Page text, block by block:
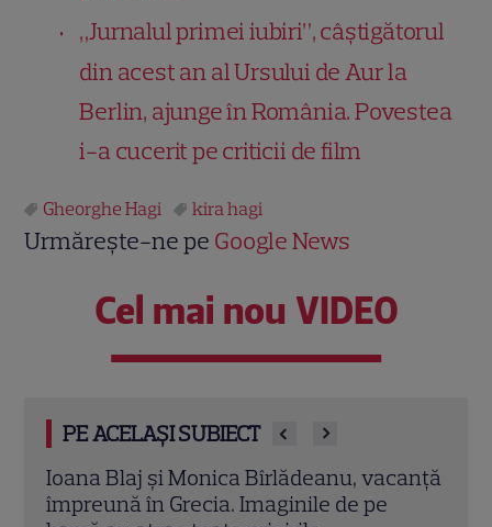
„Jurnalul primei iubiri”, câștigătorul
din acest an al Ursului de Aur la
Berlin, ajunge în România. Povestea
i-a cucerit pe criticii de film
Gheorghe Hagi kira hagi
Urmărește-ne pe Google News
Cel mai nou VIDEO
PE ACELAȘI SUBIECT
Irina Fodor, primul mesaj după
repartizarea fiicei la liceu: „Libertate,